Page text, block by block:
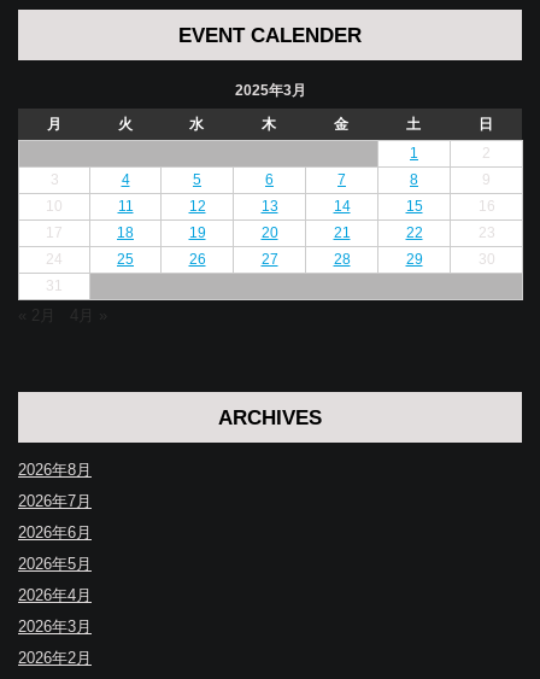
EVENT CALENDER
2025年3月
月
火 水 木 金 土
日
1
2
3
4 5 6 7 8
9
10
11 12 13 14 15
16
17
18 19 20 21 22
23
24
25 26 27 28 29
30
31
« 2月
ARCHIVES
2026年8月
2026年7月
2026年6月
2026年5月
2026年4月
2026年3月
2026年2月